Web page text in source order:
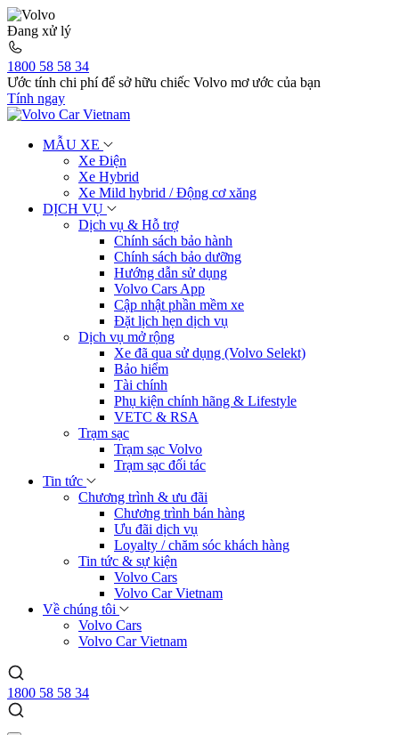
Đang xử lý
1800 58 58 34
Ước tính chi phí để sở hữu chiếc Volvo mơ ước của bạn
Tính ngay
MẪU XE
Xe Điện
Xe Hybrid
Xe Mild hybrid / Động cơ xăng
DỊCH VỤ
Dịch vụ & Hỗ trợ
Chính sách bảo hành
Chính sách bảo dưỡng
Hướng dẫn sử dụng
Volvo Cars App
Cập nhật phần mềm xe
Đặt lịch hẹn dịch vụ
Dịch vụ mở rộng
Xe đã qua sử dụng (Volvo Selekt)
Bảo hiểm
Tài chính
Phụ kiện chính hãng & Lifestyle
VETC & RSA
Trạm sạc
Trạm sạc Volvo
Trạm sạc đối tác
Tin tức
Chương trình & ưu đãi
Chương trình bán hàng
Ưu đãi dịch vụ
Loyalty / chăm sóc khách hàng
Tin tức & sự kiện
Volvo Cars
Volvo Car Vietnam
Về chúng tôi
Volvo Cars
Volvo Car Vietnam
1800 58 58 34